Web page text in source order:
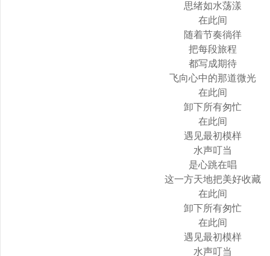
思绪如水荡漾
在此间
随着节奏徜徉
把每段旅程
都写成期待
飞向心中的那道微光
在此间
卸下所有匆忙
在此间
遇见最初模样
水声叮当
是心跳在唱
这一方天地把美好收藏
在此间
卸下所有匆忙
在此间
遇见最初模样
水声叮当